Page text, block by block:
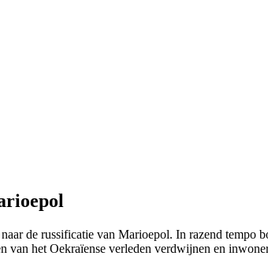
de russificatie van Marioepol. In razend tempo
het Oekraïense verleden verdwijnen en